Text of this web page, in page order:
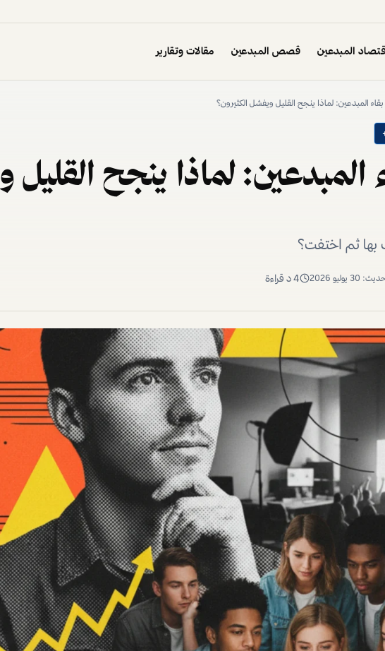
المبدعين قصص المبدعين مقالات وتقارير
المبدعين: لماذا ينجح القليل ويفشل الكثيرون؟
المبدعين: لماذا ينجح
بها ثم اختفت؟
30 يوليو 2026 4د قراءة